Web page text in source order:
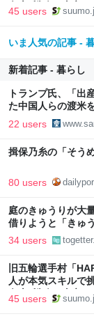
向上”戦略 東京・
45 users
いま人気の記事 -
新着記事 - 暮らし
トランプ氏、「
た中国人らの渡米
22 users
揖保乃糸の「そう
80 users
庭のきゅうりが大
借りようと「きゅ
34 users
旧五輪選手村「
人が本気スキルで
向上”戦略 東京・
45 users